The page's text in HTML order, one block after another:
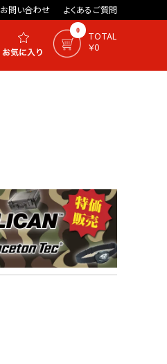
お問い合わせ よくあるご質問
0
TOTAL
￥0